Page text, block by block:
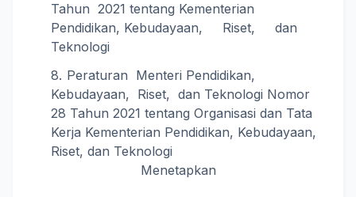
Tahun 2021 tentang Kementerian
Pendidikan, Kebudayaan, Riset, dan
Teknologi
Peraturan Menteri Pendidikan,
Kebudayaan, Riset, dan Teknologi Nomor
28 Tahun 2021 tentang Organisasi dan Tata
Kerja Kementerian Pendidikan, Kebudayaan,
Riset, dan Teknologi
Menetapkan